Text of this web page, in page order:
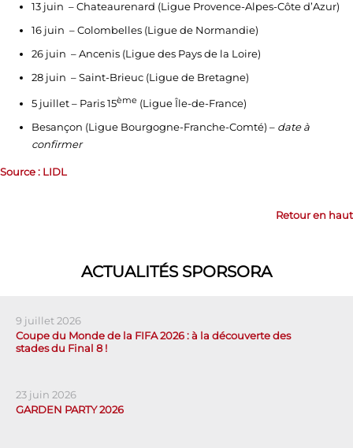
13 juin – Chateaurenard (Ligue Provence-Alpes-Côte d’Azur)
16 juin – Colombelles (Ligue de Normandie)
26 juin – Ancenis (Ligue des Pays de la Loire)
28 juin – Saint-Brieuc (Ligue de Bretagne)
5 juillet – Paris 15ème (Ligue Île-de-France)
Besançon (Ligue Bourgogne-Franche-Comté) – date à
confirmer
Source : LIDL
Retour en haut
ACTUALITÉS SPORSORA
9 juillet 2026
Coupe du Monde de la FIFA 2026 : à la découverte des
stades du Final 8 !
23 juin 2026
GARDEN PARTY 2026